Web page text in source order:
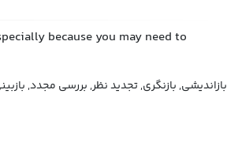
because you may need to
بازاندیشی, بازنگری, تجدید نظر, بررسی مجدد,